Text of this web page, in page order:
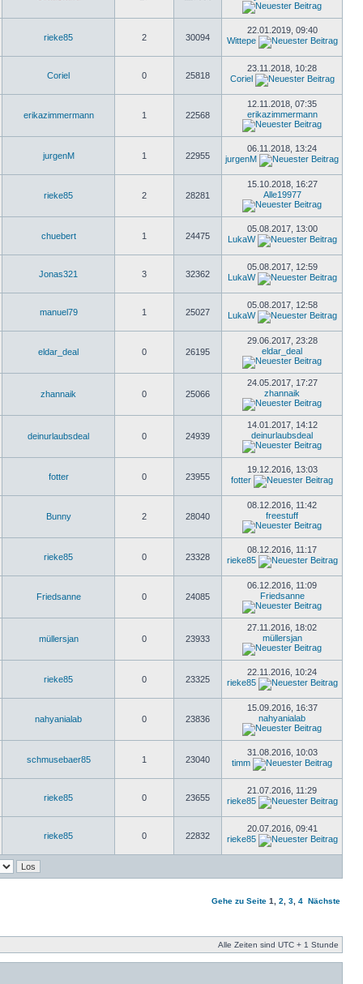
rieke85 2 30094
22.01.2019, 09:40
Wittepe
Coriel 0 25818
23.11.2018, 10:28
Coriel
erikazimmermann 1 22568
12.11.2018, 07:35
erikazimmermann
jurgenM 1 22955
06.11.2018, 13:24
jurgenM
rieke85 2 28281
15.10.2018, 16:27
Alle19977
chuebert 1 24475
05.08.2017, 13:00
LukaW
Jonas321 3 32362
05.08.2017, 12:59
LukaW
manuel79 1 25027
05.08.2017, 12:58
LukaW
eldar_deal 0 26195
29.06.2017, 23:28
eldar_deal
zhannaik 0 25066
24.05.2017, 17:27
zhannaik
deinurlaubsdeal 0 24939
14.01.2017, 14:12
deinurlaubsdeal
fotter 0 23955
19.12.2016, 13:03
fotter
Bunny 2 28040
08.12.2016, 11:42
freestuff
rieke85 0 23328
08.12.2016, 11:17
rieke85
Friedsanne 0 24085
06.12.2016, 11:09
Friedsanne
müllersjan 0 23933
27.11.2016, 18:02
müllersjan
rieke85 0 23325
22.11.2016, 10:24
rieke85
nahyanialab 0 23836
15.09.2016, 16:37
nahyanialab
schmusebaer85 1 23040
31.08.2016, 10:03
timm
rieke85 0 23655
21.07.2016, 11:29
rieke85
rieke85 0 22832
20.07.2016, 09:41
rieke85
Gehe zu Seite 1 2 3 4 Nächste
Alle Zeiten sind UTC + 1 Stunde